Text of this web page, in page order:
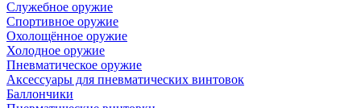
Служебное оружие
Спортивное оружие
Охолощённое оружие
Холодное оружие
Пневматическое оружие
Аксессуары для пневматических винтовок
Баллончики